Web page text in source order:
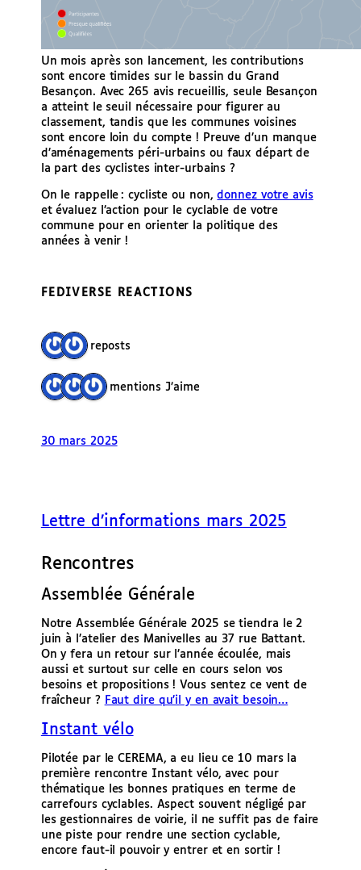
Un mois après son lancement, les contributions
sont encore timides sur le bassin du Grand
Besançon. Avec 265 avis recueillis, seule Besançon
a atteint le seuil nécessaire pour figurer au
classement, tandis que les communes voisines
sont encore loin du compte ! Preuve d’un manque
d’aménagements péri-urbains ou faux départ de
la part des cyclistes inter-urbains ?
On le rappelle : cycliste ou non,donnez votre avis
et évaluez l’action pour le cyclable de votre
commune pour en orienter la politique des
années à venir !
FEDIVERSE REACTIONS
2 reposts
3 mentions J’aime
30 mars 2025
Lettre d’informations mars 2025
Rencontres
Assemblée Générale
Notre Assemblée Générale 2025 se tiendra le 2
juin à l’atelier des Manivelles au 37 rue Battant.
On y fera un retour sur l’année écoulée, mais
aussi et surtout sur celle en cours selon vos
besoins et propositions ! Vous sentez ce vent de
fraîcheur ? Faut dire qu’il y en avait besoin…
Instant vélo
Pilotée par le CEREMA, a eu lieu ce 10 mars la
première rencontre Instant vélo, avec pour
thématique les bonnes pratiques en terme de
carrefours cyclables. Aspect souvent négligé par
les gestionnaires de voirie, il ne suffit pas de faire
une piste pour rendre une section cyclable,
encore faut-il pouvoir y entrer et en sortir !